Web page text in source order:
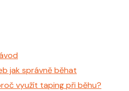
jak správně běhat
využít taping při běhu?